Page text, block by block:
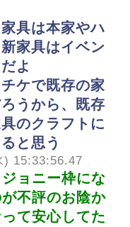
具は本家やハ
家具はイベン
よ
ケで既存の家
うから、既存
のクラフトに
と思う
) 15:33:56.47
ョニー枠にな
不評のお陰か
て安心してた